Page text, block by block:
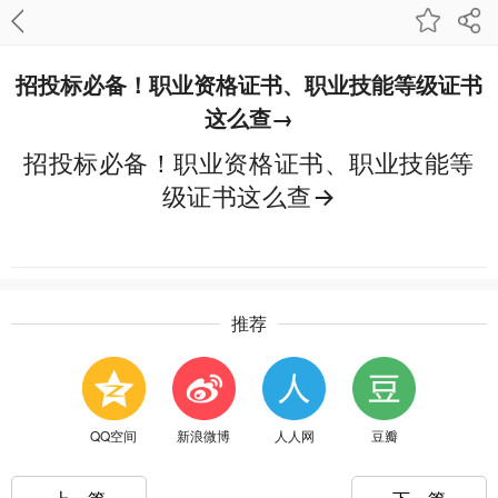
招投标必备！职业资格证书、职业技能等级证书
这么查→
招投标必备！职业资格证书、职业技能等
级证书这么查→
推荐
QQ空间 新浪微博 人人网 豆瓣